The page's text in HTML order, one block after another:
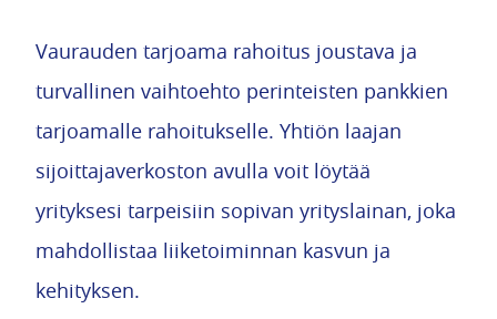
Vaurauden tarjoama rahoitus joustava ja
turvallinen vaihtoehto perinteisten pankkien
tarjoamalle rahoitukselle. Yhtiön laajan
sijoittajaverkoston avulla voit löytää
yrityksesi tarpeisiin sopivan yrityslainan, joka
mahdollistaa liiketoiminnan kasvun ja
kehityksen.